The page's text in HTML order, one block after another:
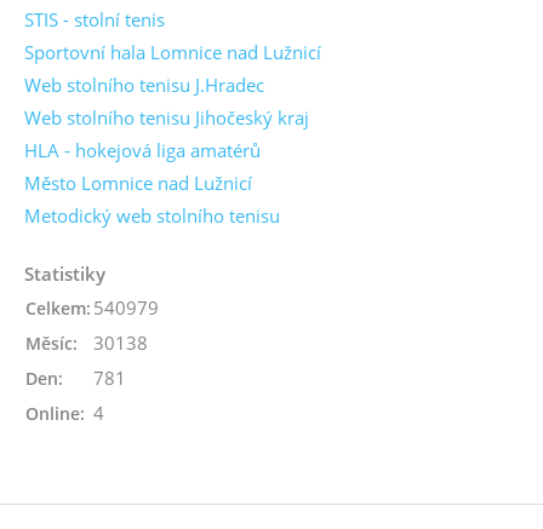
STIS - stolní tenis
Sportovní hala Lomnice nad Lužnicí
Web stolního tenisu J.Hradec
Web stolního tenisu Jihočeský kraj
HLA - hokejová liga amatérů
Město Lomnice nad Lužnicí
Metodický web stolního tenisu
Statistiky
Online: 4
Celkem: 540979
Měsíc: 30138
Den: 781